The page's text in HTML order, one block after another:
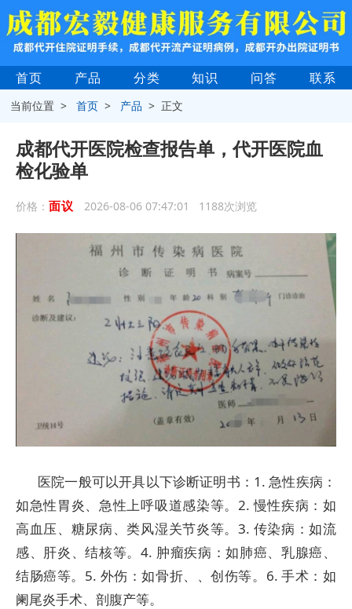
首页 产品 分类 知识 问答 联系
当前位置 >首页 > 产品 > 正文
成都代开医院检查报告单，代开医院血
检化验单
价格： 面议 2026-08-06 07:47:01 1188次浏览
医院一般可以开具以下诊断证明书：1. 急性疾病：
如急性胃炎、急性上呼吸道感染等。2. 慢性疾病：如
高血压、糖尿病、类风湿关节炎等。3. 传染病：如流
感、肝炎、结核等。4. 肿瘤疾病：如肺癌、乳腺癌、
结肠癌等。5. 外伤：如骨折、、创伤等。6. 手术：如
阑尾炎手术、剖腹产等。